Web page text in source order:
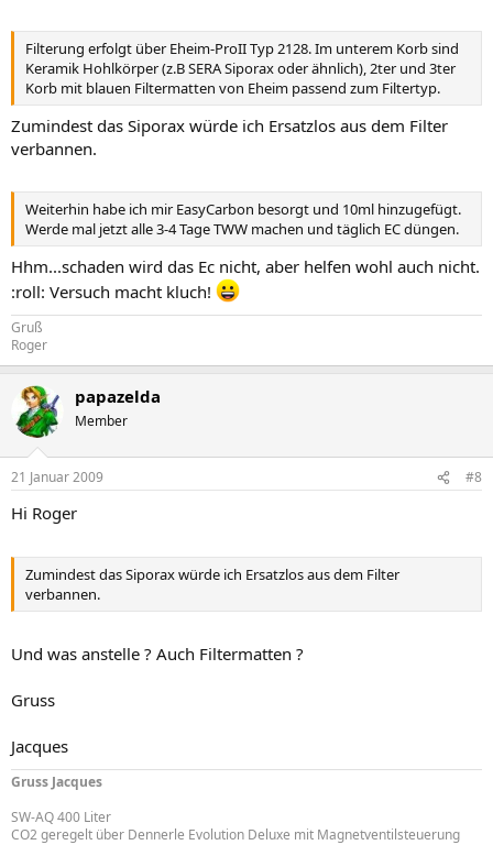
Filterung erfolgt über Eheim-ProII Typ 2128. Im unterem Korb sind
Keramik Hohlkörper (z.B SERA Siporax oder ähnlich), 2ter und 3ter
Korb mit blauen Filtermatten von Eheim passend zum Filtertyp.
Zumindest das Siporax würde ich Ersatzlos aus dem Filter
verbannen.
Weiterhin habe ich mir EasyCarbon besorgt und 10ml hinzugefügt.
Werde mal jetzt alle 3-4 Tage TWW machen und täglich EC düngen.
Hhm...schaden wird das Ec nicht, aber helfen wohl auch nicht.
:roll: Versuch macht kluch!
Gruß
Roger
papazelda
Member
21 Januar 2009 #8
Hi Roger
Zumindest das Siporax würde ich Ersatzlos aus dem Filter
verbannen.
Und was anstelle ? Auch Filtermatten ?
Gruss
Jacques
Gruss Jacques
SW-AQ 400 Liter
CO2 geregelt über Dennerle Evolution Deluxe mit Magnetventilsteuerung